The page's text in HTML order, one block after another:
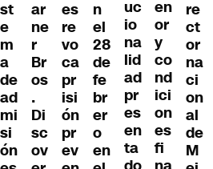
st
e
m
a
de
ad
mi
si
ón
ar
ne
r
Br
os
.
Di
sc
ov
es
re
vo
ca
pr
isi
ón
pr
ev
n
el
28
de
fe
br
er
o
en
uc
io
na
lid
ad
pr
es
en
ta
en
or
y
co
nd
ici
on
es
fi
re
ct
or
na
ci
on
al
de
M